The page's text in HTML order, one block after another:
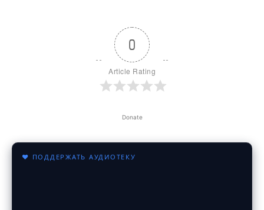
0
Article Rating
Donate
♥ ПОДДЕРЖАТЬ АУДИОТЕКУ